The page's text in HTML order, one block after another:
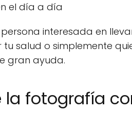
el día a día
interesada en
salud o simplemente
gran ayuda.
la fotografía